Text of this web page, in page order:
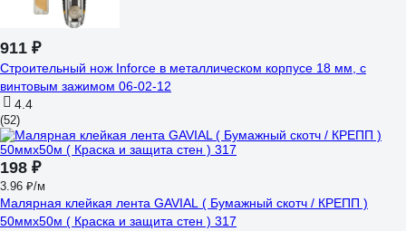
911 ₽
Строительный нож Inforce в металлическом корпусе 18 мм, с
винтовым зажимом 06-02-12
4.4
(52)
198 ₽
3.96 ₽/м
Малярная клейкая лента GAVIAL ( Бумажный скотч / КРЕПП )
50ммх50м ( Краска и защита стен ) 317